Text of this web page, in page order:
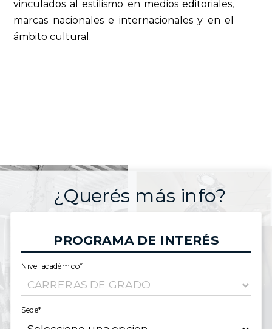
vinculados al estilismo en medios editoriales,
marcas nacionales e internacionales y en el
ámbito cultural.
¿Querés más info?
PROGRAMA DE INTERÉS
Nivel académico*
Sede*